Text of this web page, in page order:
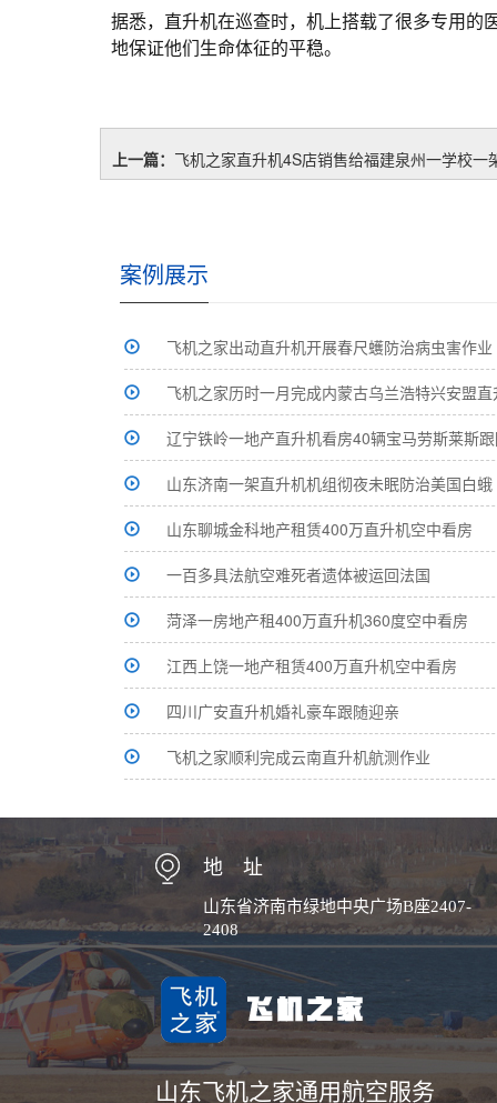
据悉，直升机在巡查时，机上搭载了很多专用的
地保证他们生命体征的平稳。
上一篇： 飞机之家直升机4S店销售给福建泉州一学校一
案例展示
飞机之家出动直升机开展春尺蠖防治病虫害作业
飞机之家历时一月完成内蒙古乌兰浩特兴安盟
辽宁铁岭一地产直升机看房40辆宝马劳斯莱斯
山东济南一架直升机机组彻夜未眠防治美国白蛾
山东聊城金科地产租赁400万直升机空中看房
一百多具法航空难死者遗体被运回法国
菏泽一房地产租400万直升机360度空中看房
江西上饶一地产租赁400万直升机空中看房
四川广安直升机婚礼豪车跟随迎亲
飞机之家顺利完成云南直升机航测作业
地 址
山东省济南市绿地中央广场B座2407-
2408
山东飞机之家通用航空服务